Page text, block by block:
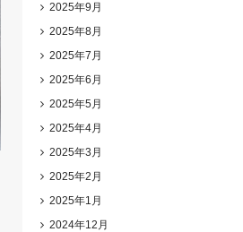
2025年9月
2025年8月
2025年7月
2025年6月
2025年5月
2025年4月
2025年3月
2025年2月
2025年1月
2024年12月